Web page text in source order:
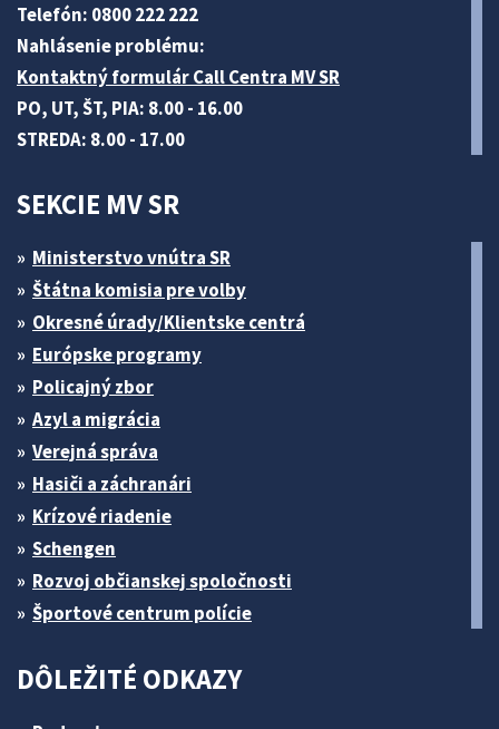
Telefón: 0800 222 222
Nahlásenie problému:
Kontaktný formulár Call Centra MV SR
PO, UT, ŠT, PIA: 8.00 - 16.00
STREDA: 8.00 - 17.00
SEKCIE MV SR
Ministerstvo vnútra SR
Štátna komisia pre volby
Okresné úrady/Klientske centrá
Európske programy
Policajný zbor
Azyl a migrácia
Verejná správa
Hasiči a záchranári
Krízové riadenie
Schengen
Rozvoj občianskej spoločnosti
Športové centrum polície
DÔLEŽITÉ ODKAZY